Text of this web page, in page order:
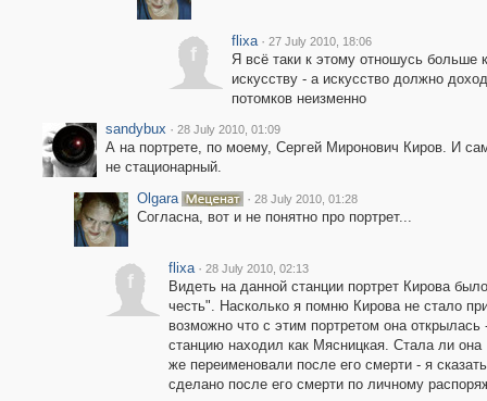
f
flixa · 27 July 2010, 18:06
Я всё таки к этому отношусь больше
искусству - а искусство должно
потомков неизменно
sandybux · 28 July 2010, 01:09
А на портрете, по моему, Сергей Миронович Киров. И
не стационарный.
Olgara
· 28 July 2010, 01:28
Согласна, вот и не понятно про портрет...
f
flixa · 28 July 2010, 02:13
Видеть на данной станции портрет Кирова
честь". Насколько я помню Кирова не стало
возможно что с этим портретом она
станцию находил как Мясницкая. Стала ли
же переименовали после его смерти - я
сделано после его смерти по личному